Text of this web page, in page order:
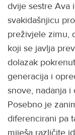
dvije sestre Ava
svakidašnjicu
preživjele zimu,
koji se javlja
dolazak
generacija i
snove, nadanja i
Posebno je
diferencirani pa
miješa različite